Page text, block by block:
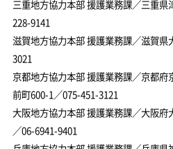
三重地方協力本部 援護業務課／三重県
228-9141
滋賀地方協力本部 援護業務課／滋賀
3021
京都地方協力本部 援護業務課／京都
前町600-1／075-451-3121
大阪地方協力本部 援護業務課／大阪
／06-6941-9401